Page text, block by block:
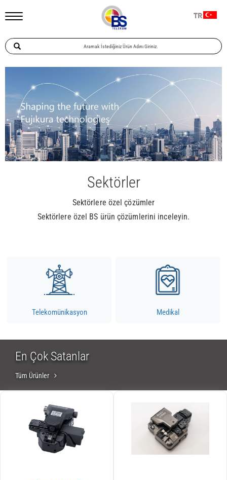
TR
Sektörler
Sektörlere özel çözümler
Sektörlere özel BS ürün çözümlerini inceleyin.
Telekomünikasyon Medikal
En Çok Satanlar
Tüm Ürünler